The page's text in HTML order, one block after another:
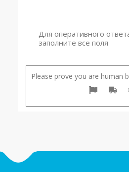
Для оперативного
заполните все поля
Please prove you are human